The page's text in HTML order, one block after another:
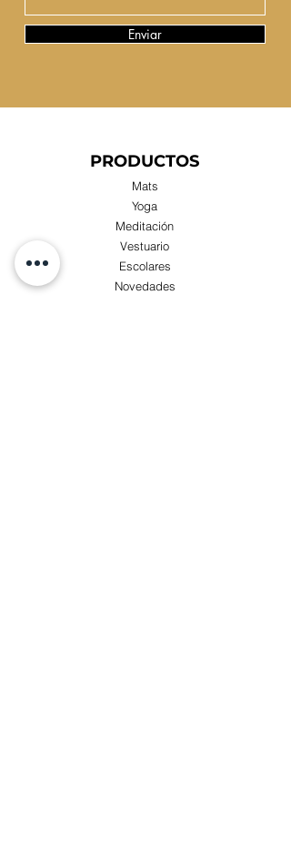
Enviar
PRODUCTOS
Mats
Yoga
Meditación
Vestuario
Escolares
Novedades